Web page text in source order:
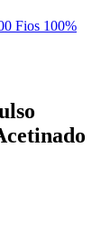
Fios 100%